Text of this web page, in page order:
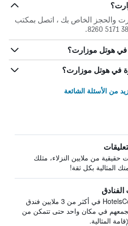
والحجز الخاص بك ، اتصل بمكتب
في هوتل موزارت؟
في هوتل موزارت؟
من الأسئلة الشائعة
حقيقية من ملايين النزلاء، مثلك
المثالية بكل ثقة!
يبحث HotelsCombined في أكثر من 3 ملايين فندق
في مكان واحد حتى تتمكن من
المثالية.